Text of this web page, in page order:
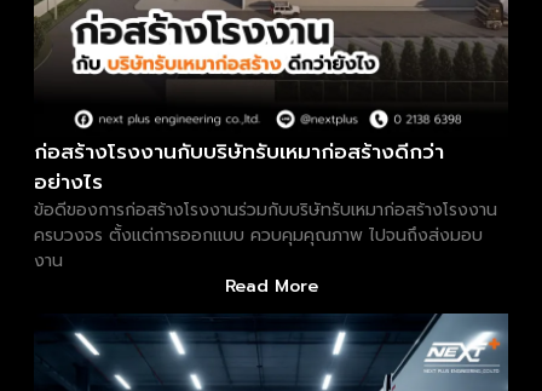
ก่อสร้างโรงงานกับบริษัทรับเหมาก่อสร้างดีกว่า
อย่างไร
ข้อดีของการก่อสร้างโรงงานร่วมกับบริษัทรับเหมาก่อสร้างโรงงาน
ครบวงจร ตั้งแต่การออกแบบ ควบคุมคุณภาพ ไปจนถึงส่งมอบ
งาน
Read More